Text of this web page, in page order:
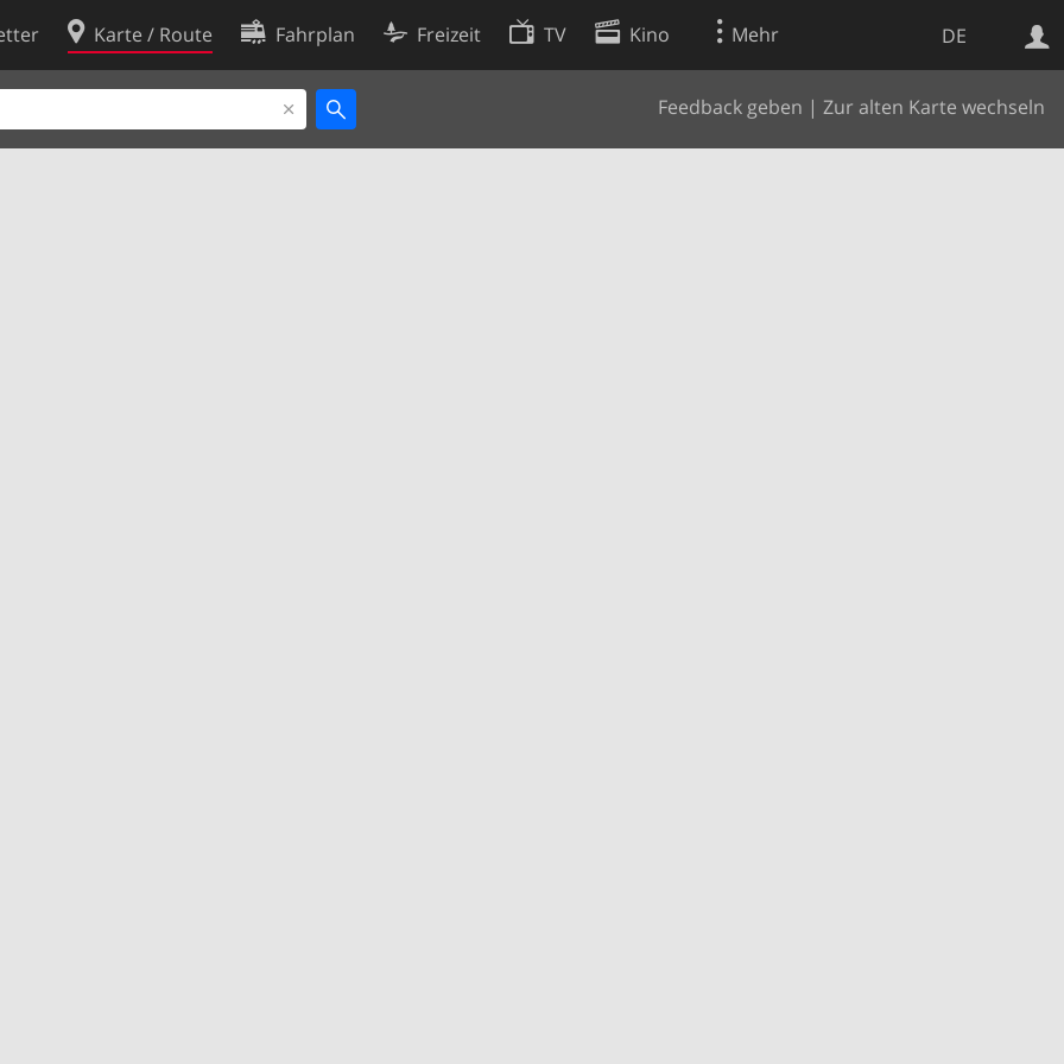
DE
Karte / Route Fahrplan Freizeit TV Kino Mehr
Feedback geben | Zur alten Karte wechseln
Websuche
Cookie-Richtlinie
Cookie-Einstellungen